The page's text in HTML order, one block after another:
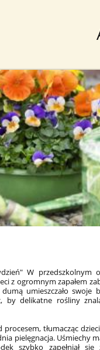
W przedszkolnym
z ogromnym zapałem
umieszczało swoje
by delikatne rośliny
tłumacząc
pielęgnacja. Uśmiechy
szybko zapełniał się